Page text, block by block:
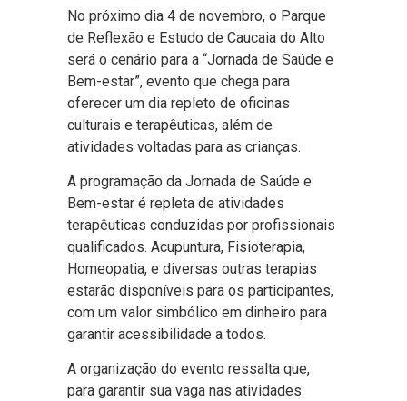
No próximo dia 4 de novembro, o Parque
de Reflexão e Estudo de Caucaia do Alto
será o cenário para a “Jornada de Saúde e
Bem-estar”, evento que chega para
oferecer um dia repleto de oficinas
culturais e terapêuticas, além de
atividades voltadas para as crianças.
A programação da Jornada de Saúde e
Bem-estar é repleta de atividades
terapêuticas conduzidas por profissionais
qualificados. Acupuntura, Fisioterapia,
Homeopatia, e diversas outras terapias
estarão disponíveis para os participantes,
com um valor simbólico em dinheiro para
garantir acessibilidade a todos.
A organização do evento ressalta que,
para garantir sua vaga nas atividades